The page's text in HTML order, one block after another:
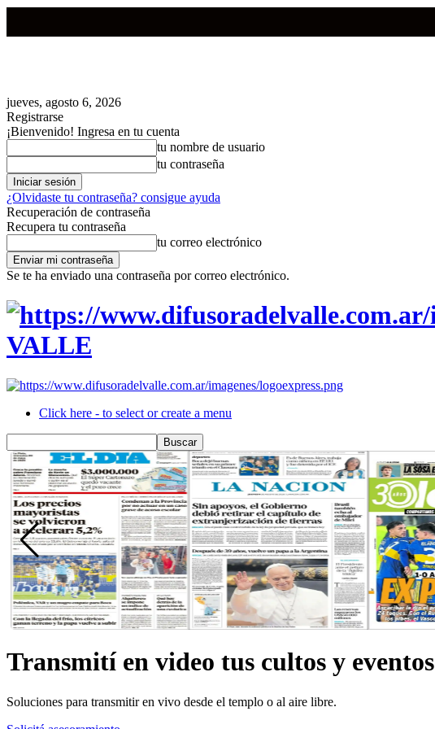
jueves, agosto 6, 2026
Registrarse
¡Bienvenido! Ingresa en tu cuenta
tu nombre de usuario
tu contraseña
¿Olvidaste tu contraseña? consigue ayuda
Recuperación de contraseña
Recupera tu contraseña
tu correo electrónico
Se te ha enviado una contraseña por correo electrónico.
VALLE
Click here - to select or create a menu
Transmití en video tus cultos y eventos
Soluciones para transmitir en vivo desde el templo o al aire libre.